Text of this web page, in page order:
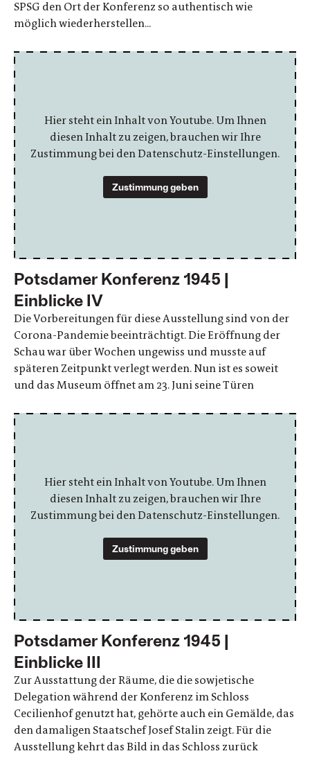
SPSG den Ort der Konferenz so authentisch wie
möglich wiederherstellen...
Hier steht ein Inhalt von Youtube. Um Ihnen
diesen Inhalt zu zeigen, brauchen wir Ihre
Zustimmung bei den Datenschutz-Einstellungen.
Zustimmung geben
Potsdamer Konferenz 1945 |
Einblicke IV
Die Vorbereitungen für diese Ausstellung sind von der
Corona-Pandemie beeinträchtigt. Die Eröffnung der
Schau war über Wochen ungewiss und musste auf
späteren Zeitpunkt verlegt werden. Nun ist es soweit
und das Museum öffnet am 23. Juni seine Türen
Hier steht ein Inhalt von Youtube. Um Ihnen
diesen Inhalt zu zeigen, brauchen wir Ihre
Zustimmung bei den Datenschutz-Einstellungen.
Zustimmung geben
Potsdamer Konferenz 1945 |
Einblicke III
Zur Ausstattung der Räume, die die sowjetische
Delegation während der Konferenz im Schloss
Cecilienhof genutzt hat, gehörte auch ein Gemälde, das
den damaligen Staatschef Josef Stalin zeigt. Für die
Ausstellung kehrt das Bild in das Schloss zurück